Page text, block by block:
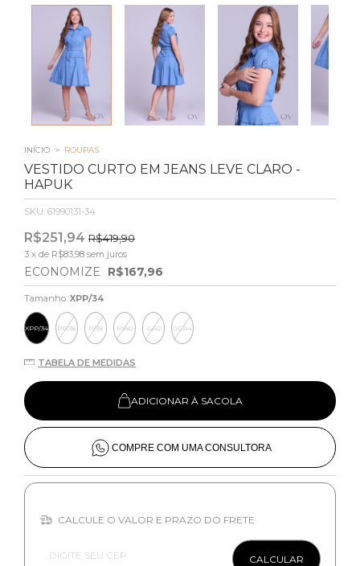
INÍCIO > ROUPAS
VESTIDO CURTO EM JEANS LEVE CLARO -
HAPUK
SKU: 61990131-34
R$251,94 R$419,90
3 x de R$83,98 sem juros
ECONOMIZE R$167,96
Tamanho: XPP/34
XPP/34 PP/36 P/38 M/40 G/42 GG/44
TABELA DE MEDIDAS
ADICIONAR À SACOLA
COMPRE COM UMA CONSULTORA
CALCULE O VALOR E PRAZO DO FRETE
CALCULAR